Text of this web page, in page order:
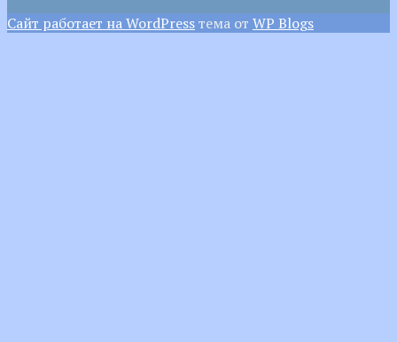
Сайт работает на WordPressтема от WP Blogs